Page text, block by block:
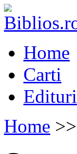
Home
Carti
Edituri
Home >>